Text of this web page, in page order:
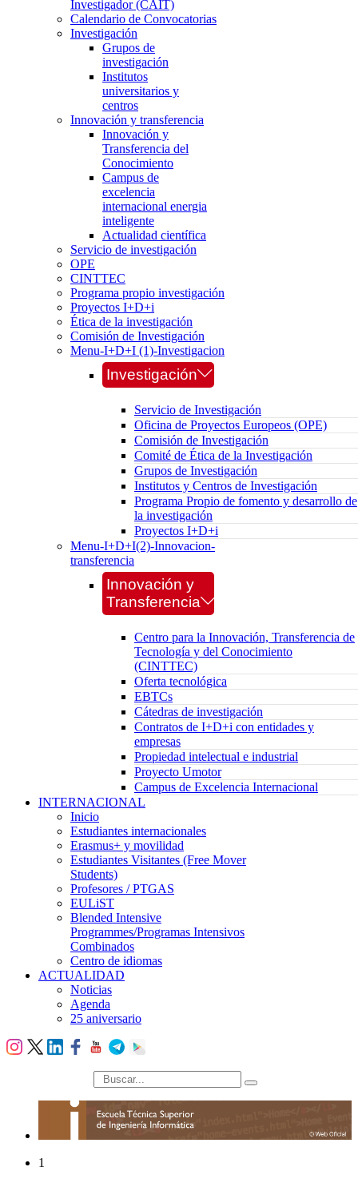
Investigador (CAIT)
Calendario de Convocatorias
Investigación
Grupos de
investigación
Institutos
universitarios y
centros
Innovación y transferencia
Innovación y
Transferencia del
Conocimiento
Campus de
excelencia
internacional energia
inteligente
Actualidad científica
Servicio de investigación
OPE
CINTTEC
Programa propio investigación
Proyectos I+D+i
Ética de la investigación
Comisión de Investigación
Menu-I+D+I (1)-Investigacion
Investigación
Servicio de Investigación
Oficina de Proyectos Europeos (OPE)
Comisión de Investigación
Comité de Ética de la Investigación
Grupos de Investigación
Institutos y Centros de Investigación
Programa Propio de fomento y desarrollo de
la investigación
Proyectos I+D+i
Menu-I+D+I(2)-Innovacion-
transferencia
Innovación y
Transferencia
Centro para la Innovación, Transferencia de
Tecnología y del Conocimiento
(CINTTEC)
Oferta tecnológica
EBTCs
Cátedras de investigación
Contratos de I+D+i con entidades y
empresas
Propiedad intelectual e industrial
Proyecto Umotor
Campus de Excelencia Internacional
INTERNACIONAL
Inicio
Estudiantes internacionales
Erasmus+ y movilidad
Estudiantes Visitantes (Free Mover
Students)
Profesores / PTGAS
EULiST
Blended Intensive
Programmes/Programas Intensivos
Combinados
Centro de idiomas
ACTUALIDAD
Noticias
Agenda
25 aniversario
búsqueda
1